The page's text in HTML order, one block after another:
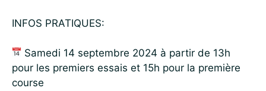
INFOS PRATIQUES:
Samedi 14 septembre 2024 à partir de 13h
pour les premiers essais et 15h pour la première
course